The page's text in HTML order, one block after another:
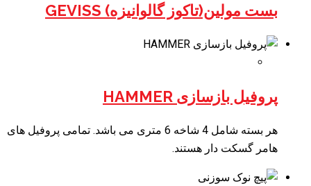
بست مولین(تاکوز گالوانیزه) GEVISS
پروفیل بازسازی HAMMER
هر بسته شامل 4 شاخه 6 متری می باشد. تمامی پروفیل های
هامر گسکت دار هستند.